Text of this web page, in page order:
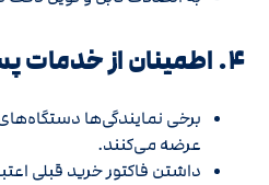
۴. اطمینان از خدمات پس از فروش
برخی نمایندگی‌ها
عرضه می‌کنند.
داشتن فاکتور خرید قبلی